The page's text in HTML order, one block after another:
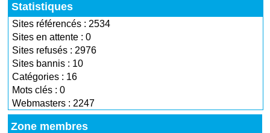
Statistiques
Sites référencés : 2534
Sites en attente : 0
Sites refusés : 2976
Sites bannis : 10
Catégories : 16
Mots clés : 0
Webmasters : 2247
Zone membres